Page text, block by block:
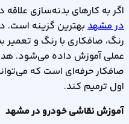
اگر به کارهای بدنه‌سازی علاقه
در مشهد بهترین گزینه است.
رنگ، صافکاری با رنگ و تعمیر
عملی آموزش داده می‌شود.
صافکار حرفه‌ای است که
اول ترمیم کند.
آموزش نقاشی خودرو در مشهد